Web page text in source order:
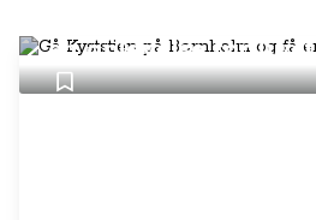
en oplevelse for livet